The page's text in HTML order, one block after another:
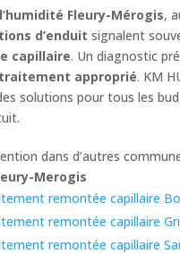
Fleury-Mérogis,
d’enduit signalent
capillaire. Un diagnostic
traitement approprié. KM
solutions pour tous les
dans d’autres
Merogis
remontée capillaire
remontée capillaire
remontée capillaire